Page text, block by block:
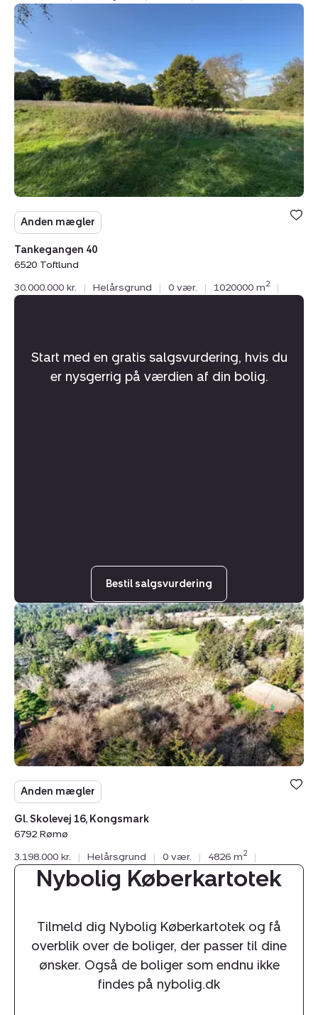
Helårsgrund:
Tankegangen
40,
6520
Toftlund
Anden mægler
Tankegangen 40
6520 Toftlund
30.000.000 kr.
| Helårsgrund | 0 vær. | 1020000 m2 |
Start med en gratis salgsvurdering, hvis du
er nysgerrig på værdien af din bolig.
Bestil salgsvurdering
Helårsgrund:
Gl.
Skolevej
16,
Kongsmark,
6792
Rømø
Anden mægler
Gl. Skolevej 16, Kongsmark
6792 Rømø
3.198.000 kr.
| Helårsgrund | 0 vær. | 4826 m2 |
Nybolig Køberkartotek
Tilmeld dig Nybolig Køberkartotek og få
overblik over de boliger, der passer til dine
ønsker. Også de boliger som endnu ikke
findes på nybolig.dk